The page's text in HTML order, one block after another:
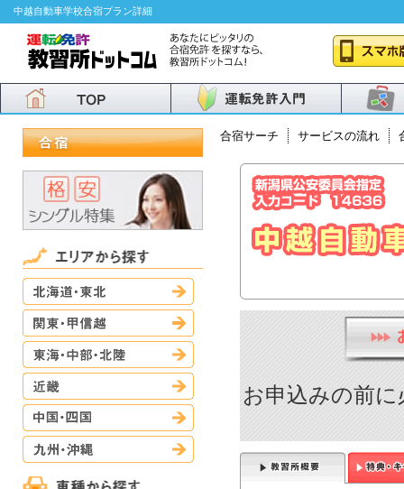
中越自動車学校合宿プラン詳細
九州・沖縄
合宿サーチ サービスの流れ
お申込みの前